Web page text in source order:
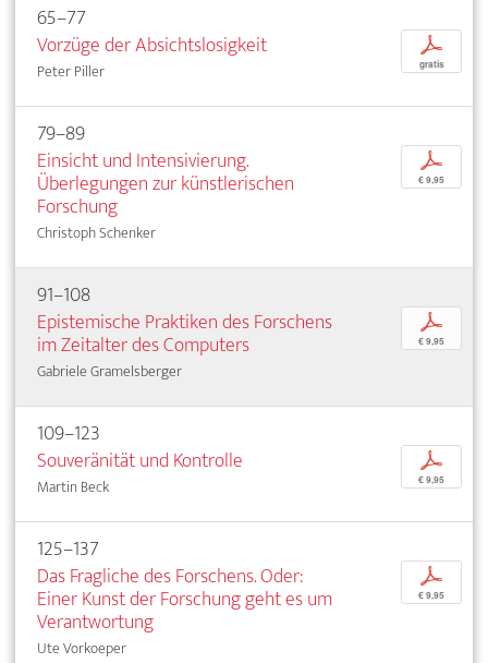
65–77
Vorzüge der Absichtslosigkeit
Peter Piller
p
gratis
79–89
Einsicht und Intensivierung.
Überlegungen zur künstlerischen
Forschung
Christoph Schenker
p
€ 9,95
91–108
Epistemische Praktiken des Forschens
im Zeitalter des Computers
Gabriele Gramelsberger
p
€ 9,95
109–123
Souveränität und Kontrolle
Martin Beck
p
€ 9,95
125–137
Das Fragliche des Forschens. Oder:
Einer Kunst der Forschung geht es um
Verantwortung
Ute Vorkoeper
p
€ 9,95